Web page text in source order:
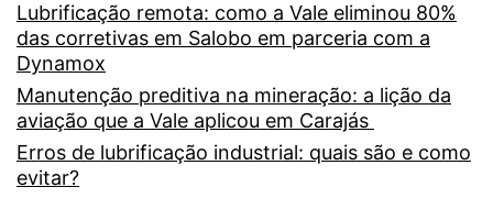
Lubrificação remota: como a Vale eliminou 80%
das corretivas em Salobo em parceria com a
Dynamox
Manutenção preditiva na mineração: a lição da
aviação que a Vale aplicou em Carajás
Erros de lubrificação industrial: quais são e como
evitar?